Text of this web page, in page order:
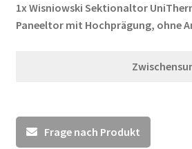
1xWisniowski Sektionaltor
Paneeltor mit Hochprägung, ohne
Frage nach Produkt